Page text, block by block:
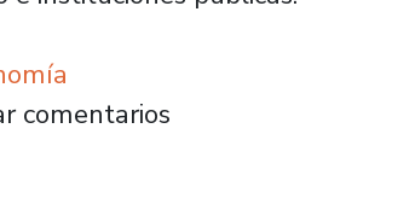
los desafíos de una universidad
comentarios